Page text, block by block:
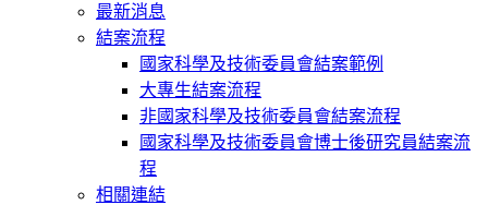
最新消息
結案流程
國家科學及技術委員會結案範例
大專生結案流程
非國家科學及技術委員會結案流程
國家科學及技術委員會博士後研究員結案流
程
相關連結